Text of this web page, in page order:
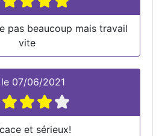
pas beaucoup mais travail
vite
le 07/06/2021
et sérieux!